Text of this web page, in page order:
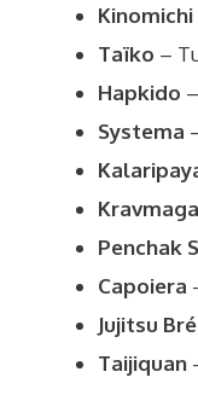
Kinomichi
Taïko –
Hapkido
Systema
Penchak
Capoiera
Jujitsu
Taijiquan